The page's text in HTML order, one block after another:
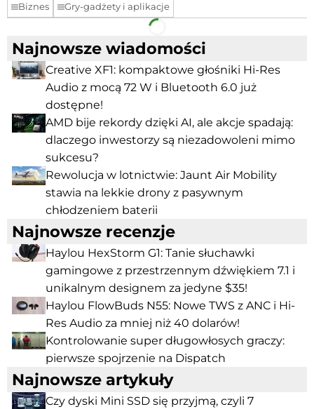
Biznes Gry-gadżety i aplikacje
Facebook Telegram
Najnowsze wiadomości
Creative XF1: kompaktowe głośniki Hi-Res
Audio z mocą 72 W i Bluetooth 6.0 już
dostępne!
AMD bije rekordy dzięki AI, ale akcje spadają:
dlaczego inwestorzy są niezadowoleni mimo
sukcesu?
Rewolucja w lotnictwie: Jaunt Air Mobility
stawia na lekkie drony z pasywnym
chłodzeniem baterii
Najnowsze recenzje
Haylou HexStorm G1: Tanie słuchawki
gamingowe z przestrzennym dźwiękiem 7.1 i
unikalnym designem za jedyne $35!
Haylou FlowBuds N55: Nowe TWS z ANC i Hi-
Res Audio za mniej niż 40 dolarów!
Kontrolowanie super długowłosych graczy:
pierwsze spojrzenie na Dispatch
Najnowsze artykuły
Czy dyski Mini SSD się przyjmą, czyli 7